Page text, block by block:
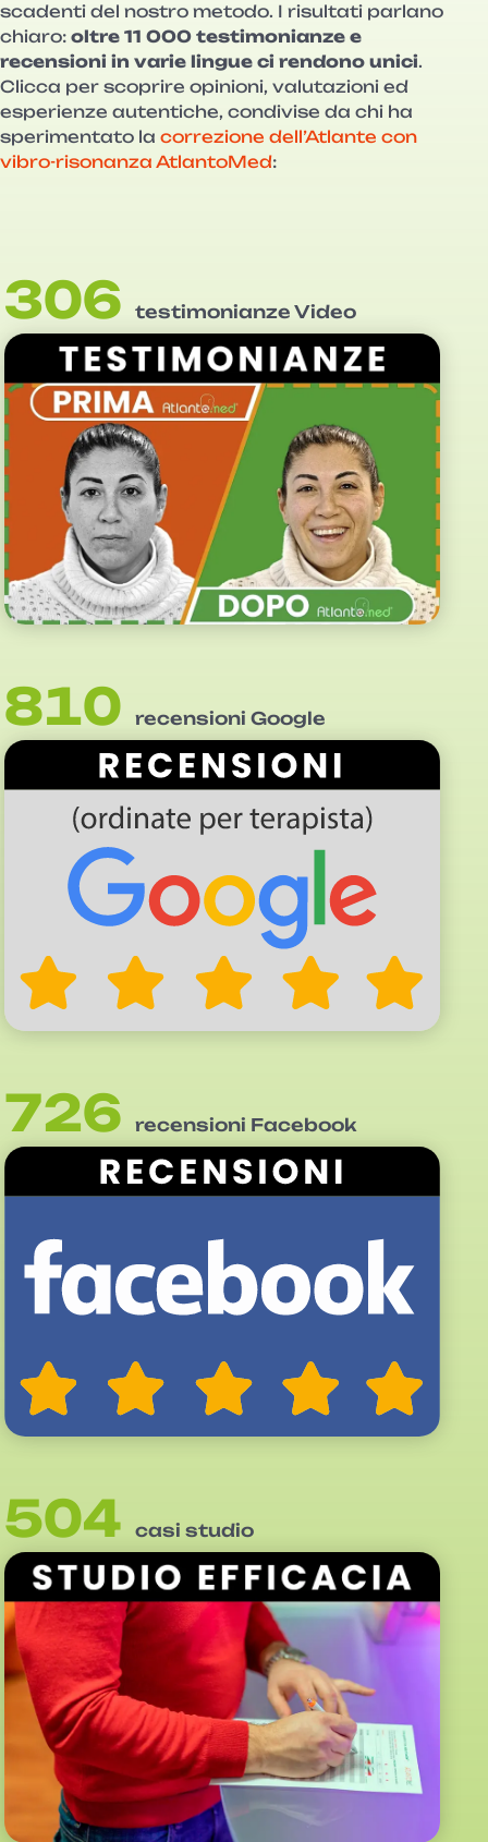
scadenti del nostro metodo. I risultati parlano
chiaro: oltre 11 000 testimonianze e
recensioni in varie lingue ci rendono unici.
Clicca per scoprire opinioni, valutazioni ed
esperienze autentiche, condivise da chi ha
sperimentato la correzione dell’Atlante con
vibro-risonanza AtlantoMed:
306 testimonianze Video
810 recensioni Google
726 recensioni Facebook
504 casi studio